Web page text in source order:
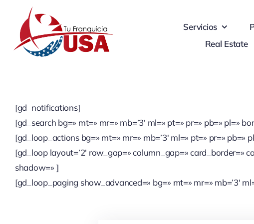
content
Servicios
Real Estate
[gd_notifications]
[gd_search bg=» mt=» mr=» mb=’3′ ml=» pt=» pr=» pb=» pl=»
[gd_loop_actions bg=» mt=» mr=» mb=’3′ ml=» pt=» pr=»
[gd_loop layout=’2′ row_gap=» column_gap=» card_border=»
shadow=» ]
[gd_loop_paging show_advanced=» bg=» mt=» mr=» mb=’3′